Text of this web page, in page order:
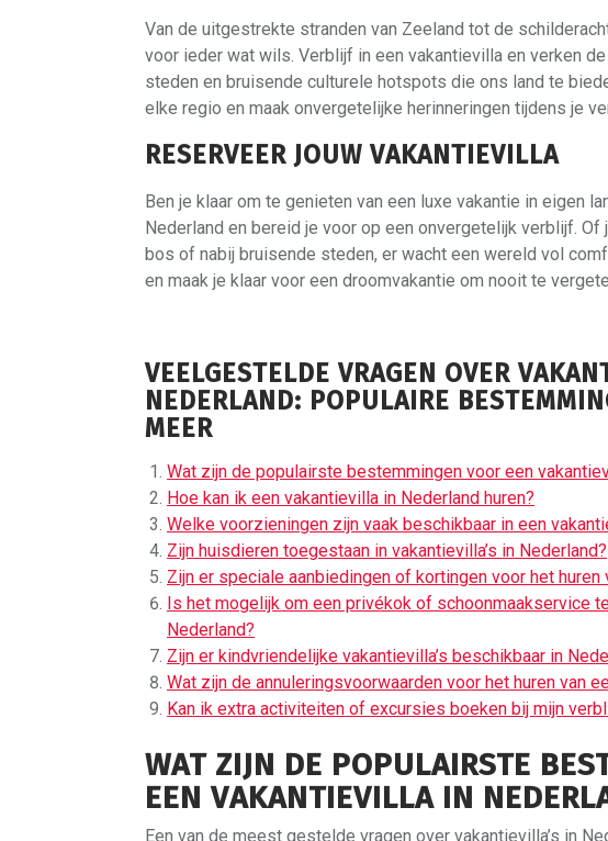
Van de uitgestrekte stranden van Zeeland tot de
voor ieder wat wils. Verblijf in een vakantievilla en verken
steden en bruisende culturele hotspots die ons land te
elke regio en maak onvergetelijke herinneringen tijdens je
RESERVEER JOUW VAKANTIEVILLA
Ben je klaar om te genieten van een luxe vakantie in eigen
Nederland en bereid je voor op een onvergetelijk verblijf.
bos of nabij bruisende steden, er wacht een wereld vol
en maak je klaar voor een droomvakantie om nooit te
VEELGESTELDE VRAGEN OVER
NEDERLAND: POPULAIRE
MEER
Wat zijn de populairste bestemmingen voor een
Hoe kan ik een vakantievilla in Nederland huren?
Welke voorzieningen zijn vaak beschikbaar in een
Zijn huisdieren toegestaan ​​in vakantievilla’s in Nederland?
Zijn er speciale aanbiedingen of kortingen voor het huren
Is het mogelijk om een privékok of schoonmaakservice
Nederland?
Zijn er kindvriendelijke vakantievilla’s beschikbaar in
Wat zijn de annuleringsvoorwaarden voor het huren van
Kan ik extra activiteiten of excursies boeken bij mijn
WAT ZIJN DE POPULAIRSTE
EEN VAKANTIEVILLA IN
Een van de meest gestelde vragen over vakantievilla’s in